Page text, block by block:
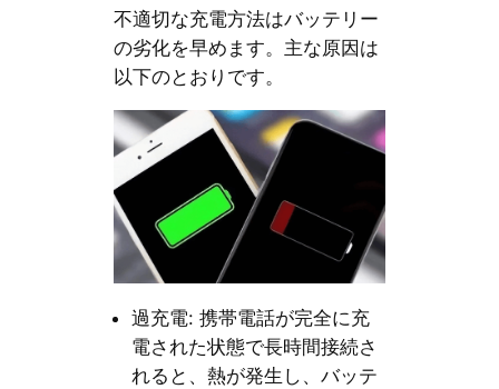
不適切な充電方法はバッテリー
の劣化を早めます。主な原因は
以下のとおりです。
過充電: 携帯電話が完全に充
電された状態で長時間接続さ
れると、熱が発生し、バッテ